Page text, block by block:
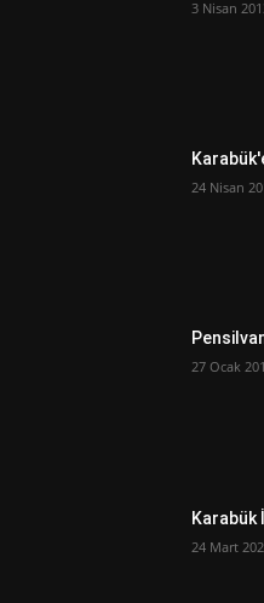
3 Nisan
24 Nisan
27 Ocak
Karabük
24 Mart